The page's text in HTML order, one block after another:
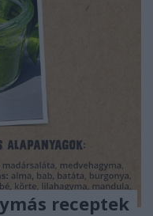
receptek